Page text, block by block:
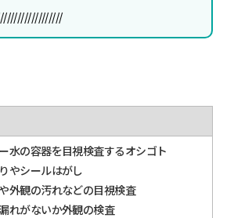
水の容器を目視検査するオシゴト
やシールはがし
外観の汚れなどの目視検査
れがないか外観の検査